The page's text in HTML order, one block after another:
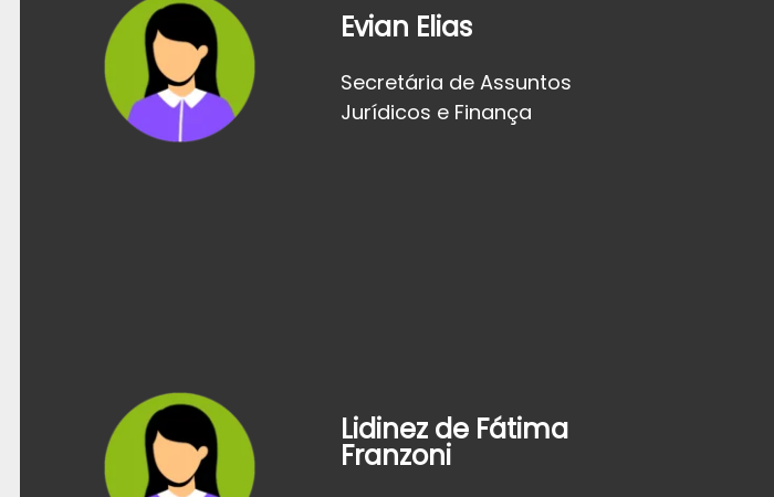
Evian Elias
Secretária de Assuntos
Jurídicos e Finança
Lidinez de Fátima
Franzoni